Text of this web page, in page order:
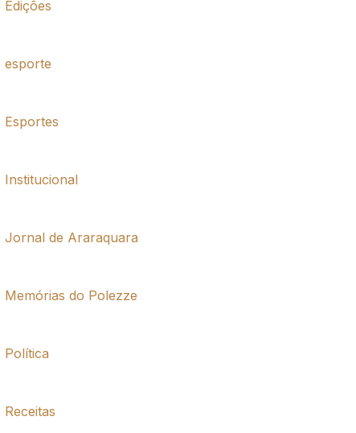
Edições
esporte
Esportes
Institucional
Jornal de Araraquara
Memórias do Polezze
Política
Receitas